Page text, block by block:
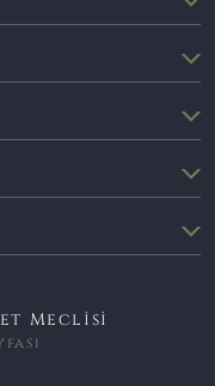
Meclisi